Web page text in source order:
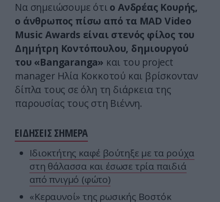
Να σημειώσουμε ότιο Ανδρέας Κουρής,
ο άνθρωπος πίσω από τα MAD Video
Music Awards είναι στενός φίλος του
Δημήτρη Κοντόπουλου, δημιουργού
του «Bangaranga» και του project
manager Ηλία Κοκκοτού και βρίσκονταν
δίπλα τους σε όλη τη διάρκεια της
παρουσίας τους στη Βιέννη.
ΕΙΔΗΣΕΙΣ ΣΗΜΕΡΑ
Ιδιοκτήτης καφέ βούτηξε με τα ρούχα
στη θάλασσα και έσωσε τρία παιδιά
από πνιγμό (φώτο)
«Κεραυνοί» της ρωσικής Βοστόκ